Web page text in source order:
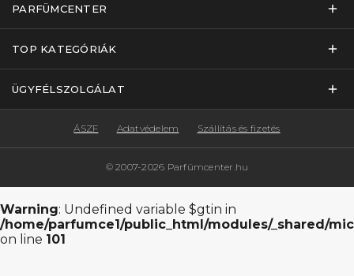
PARFÜMCENTER
TOP KATEGÓRIÁK
ÜGYFÉLSZOLGÁLAT
© 2007-2026 Parfümcenter.hu
ÁSZF Adatvédelem Szállítás és fizetés
Warning: Undefined variable $gtin in
/home/parfumce1/public_html/modules/_shared/
on line 101